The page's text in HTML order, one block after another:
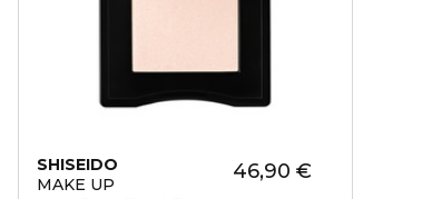
SHISEIDO
MAKE UP
46,90 €